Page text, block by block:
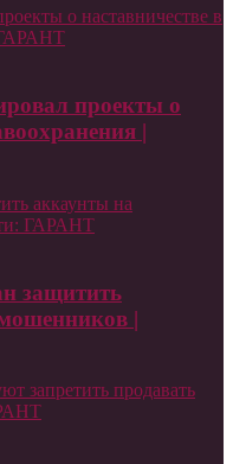
о наставничестве в
ГАРАНТ
проекты о
|
аккаунты на
ГАРАНТ
защитить
|
запретить продавать